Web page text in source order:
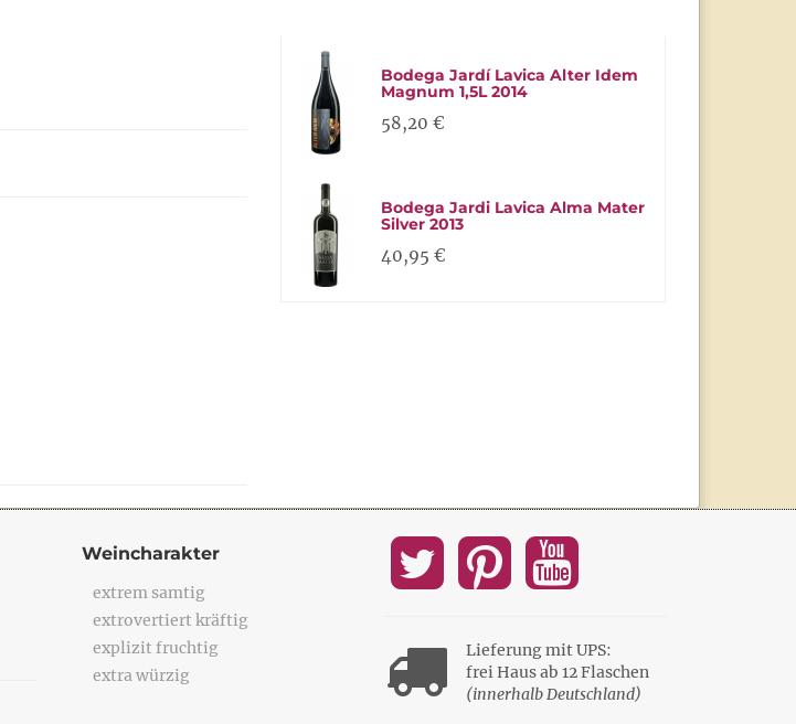
Bodega Jardí Lavica Alter Idem
Magnum 1,5L 2014
58,20 €
Bodega Jardi Lavica Alma Mater
Silver 2013
40,95 €
Weincharakter
extrem samtig
extrovertiert kräftig
explizit fruchtig
extra würzig
Lieferung mit UPS:
frei Haus ab 12 Flaschen
(innerhalb Deutschland)